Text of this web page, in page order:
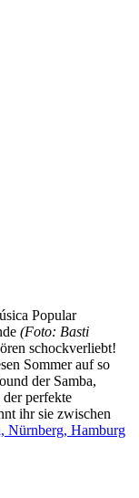
Popular
(Foto: Basti
schockverliebt!
Sommer auf so
der Samba,
perfekte
ihr sie zwischen
Nürnberg, Hamburg